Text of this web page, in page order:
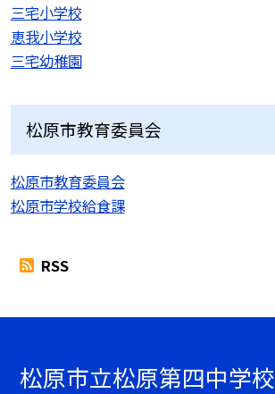
三宅小学校
恵我小学校
三宅幼稚園
松原市教育委員会
松原市教育委員会
松原市学校給食課
RSS
松原市立松原第四中学校